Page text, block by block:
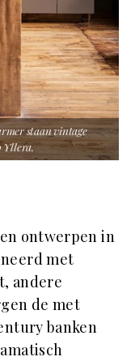
staan vintage
Yllera.
ontwerpen in
met
andere
de met
banken